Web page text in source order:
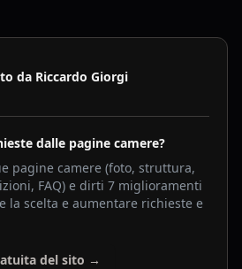
da Riccardo Giorgi
dalle pagine camere?
pagine camere (foto, struttura,
FAQ) e dirti 7 miglioramenti
la scelta e aumentare richieste e
del sito →